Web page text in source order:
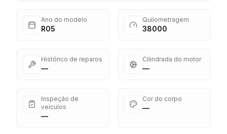
Ano do modelo
R05
Quilometragem
38000
Histórico de reparos
—
Cilindrada do motor
—
Inspeção de
veículos
—
Cor do corpo
—